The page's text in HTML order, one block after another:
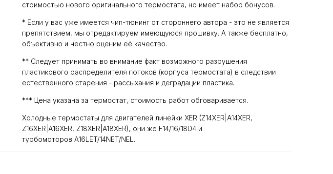
стоимостью нового оригинального термостата, но имеет набор бонусов.
* Если у вас уже имеется чип-тюнинг от стороннего автора - это не является
препятствием, мы отредактируем имеющуюся прошивку. А также бесплатно,
объективно и честно оценим её качество.
** Следует принимать во внимание факт возможного разрушения
пластикового распределителя потоков (корпуса термостата) в следствии
естественного старения - рассыхания и деградации пластика.
*** Цена указана за термостат, стоимость работ обговаривается.
Холодные термостаты для двигателей линейки XER (Z14XER|A14XER,
Z16XER|A16XER, Z18XER|A18XER), они же F14/16/18D4 и
турбомоторов A16LET/14NET/NEL.